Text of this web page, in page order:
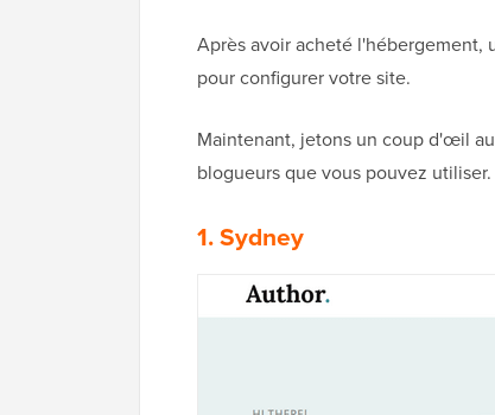
Après avoir acheté
pour configurer votre site.
Maintenant, jetons un coup d'œil
blogueurs que vous pouvez utiliser.
1. Sydney